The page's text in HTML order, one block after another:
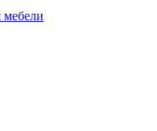
мебели